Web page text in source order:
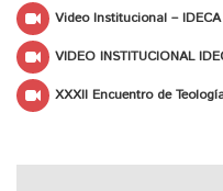
Video Institucional – IDECA
VIDEO INSTITUCIONAL
XXXII Encuentro de